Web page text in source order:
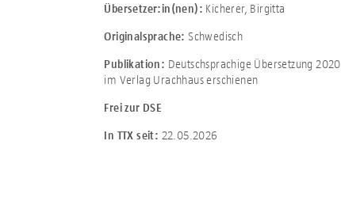
Übersetzer:in(nen): Kicherer, Birgitta
Originalsprache: Schwedisch
Publikation: Deutschsprachige Übersetzung 2020
im Verlag Urachhaus erschienen
Frei zur DSE
In TTX seit: 22.05.2026